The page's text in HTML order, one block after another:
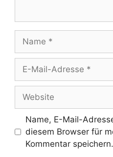
Mail-
Adresse
Name, E-Mail-
diesem Browser für
Kommentar speichern.